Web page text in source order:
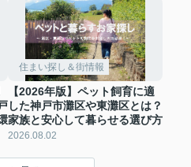
住まい探し＆街情報
【2026年版】ペット飼育に適
した神戸市灘区や東灘区とは？
家族と安心して暮らせる選び方
2026.08.02